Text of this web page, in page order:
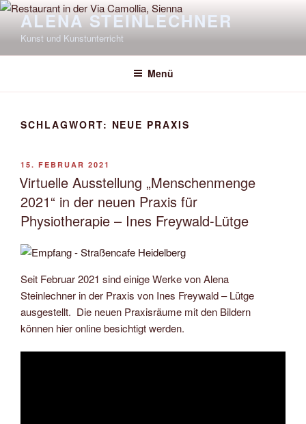
Zum
Inhalt
springen
ALENA STEINLECHNER
Kunst und Kunstunterricht
Menü
SCHLAGWORT: NEUE PRAXIS
VERÖFFENTLICHT
AM
15. FEBRUAR 2021
Virtuelle Ausstellung „Menschenmenge
2021“ in der neuen Praxis für
Physiotherapie – Ines Freywald-Lütge
Seit Februar 2021 sind einige Werke von Alena
Steinlechner in der Praxis von Ines Freywald – Lütge
ausgestellt. Die neuen Praxisräume mit den Bildern
können hier online besichtigt werden.